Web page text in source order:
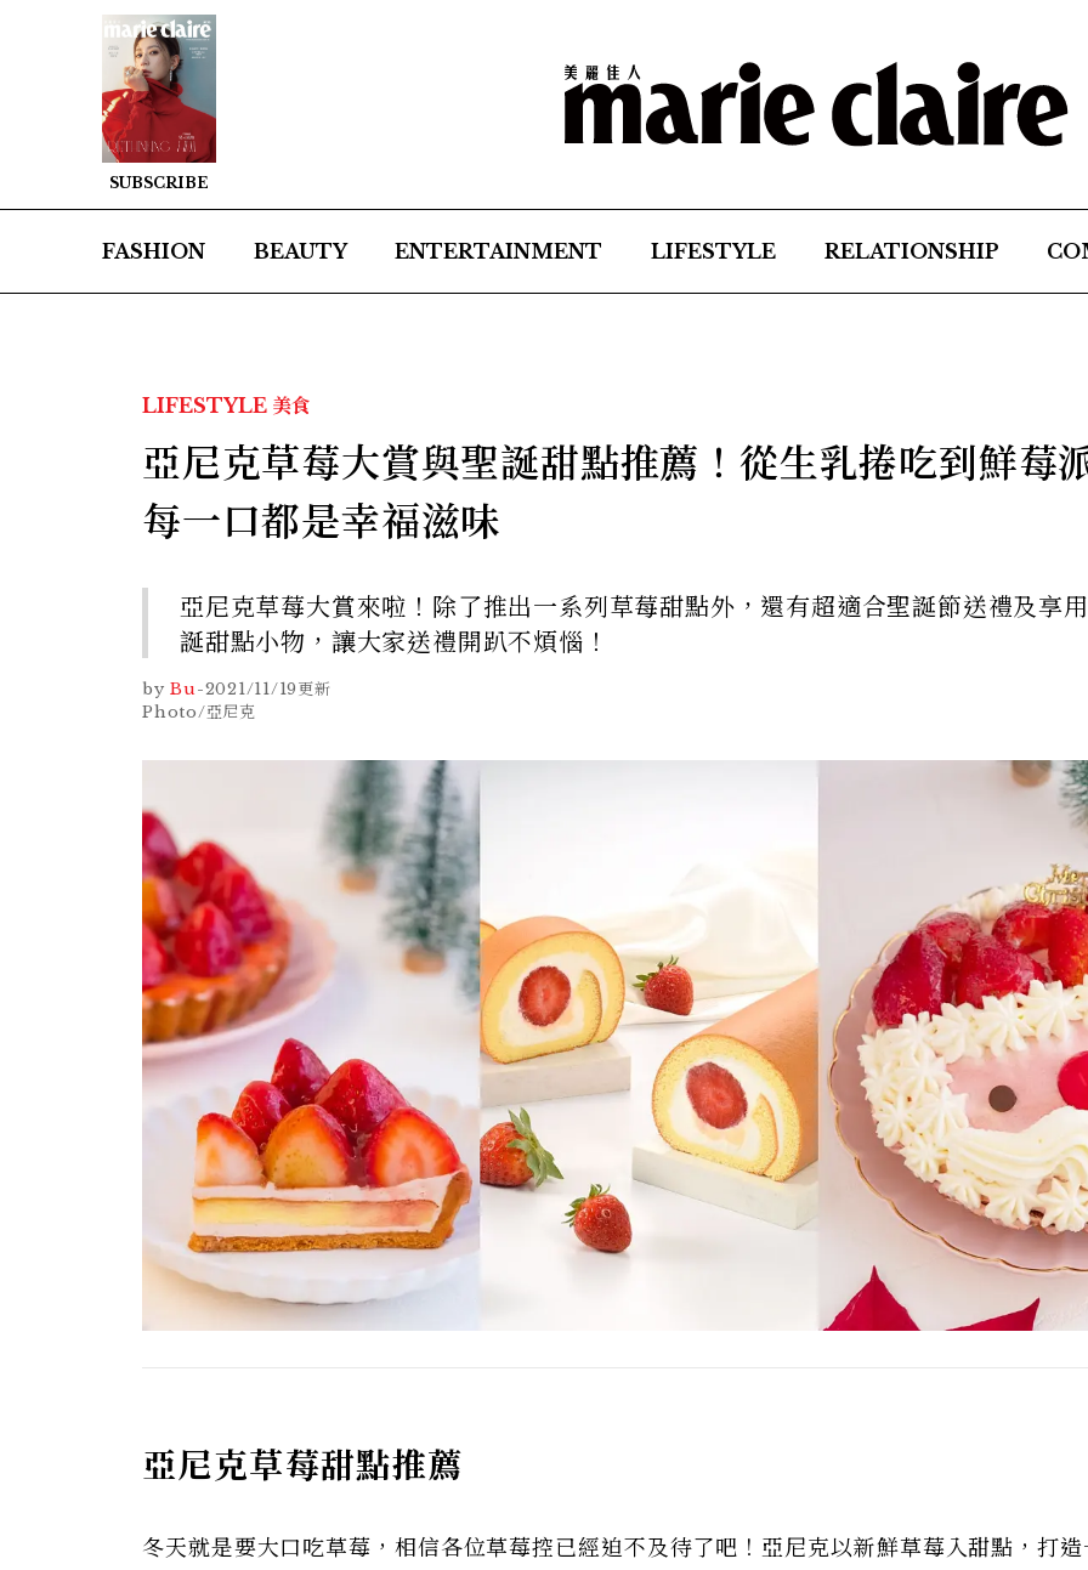
SUBSCRIBE
FASHION BEAUTY ENTERTAINMENT LIFESTYLE RELATIONSHIP
LIFESTYLE 美食
亞尼克草莓大賞與聖誕甜點推薦！從生乳捲吃到鮮莓
每一口都是幸福滋味
亞尼克草莓大賞來啦！除了推出一系列草莓甜點外，還有超適合聖誕節送禮及享
誕甜點小物，讓大家送禮開趴不煩惱！
by Bu-2021/11/19更新
Photo/亞尼克
亞尼克草莓甜點推薦
冬天就是要大口吃草莓，相信各位草莓控已經迫不及待了吧！亞尼克以新鮮草莓入甜點，打